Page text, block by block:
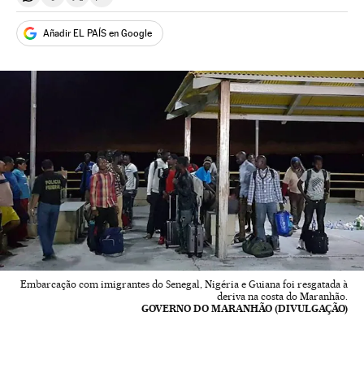
Añadir EL PAÍS en Google
Embarcação com imigrantes do Senegal, Nigéria e Guiana foi resgatada à
deriva na costa do Maranhão.
GOVERNO DO MARANHÃO (DIVULGAÇÃO)